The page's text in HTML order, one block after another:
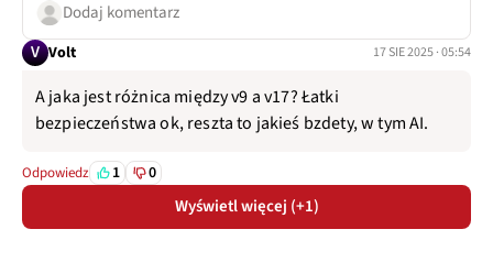
Dodaj komentarz
V Volt 17 SIE 2025 · 05:54
A jaka jest różnica między v9 a v17? Łatki
bezpieczeństwa ok, reszta to jakieś bzdety, w tym AI.
Odpowiedz 1 0
Wyświetl więcej (+1)